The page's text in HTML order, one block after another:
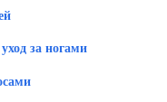
за ногами